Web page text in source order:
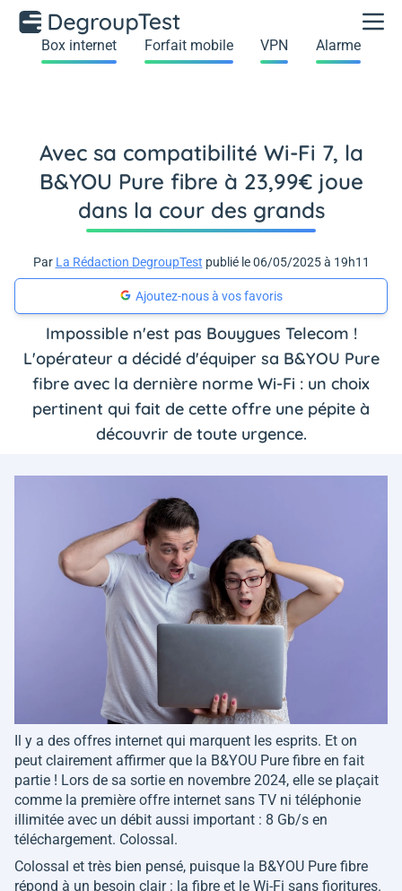
Box internet Forfait mobile VPN Alarme
Avec sa compatibilité Wi-Fi 7, la
B&YOU Pure fibre à 23,99€ joue
dans la cour des grands
Par La Rédaction DegroupTest publié le 06/05/2025 à 19h11
Ajoutez-nous à vos favoris
Impossible n'est pas Bouygues Telecom !
L'opérateur a décidé d'équiper sa B&YOU Pure
fibre avec la dernière norme Wi-Fi : un choix
pertinent qui fait de cette offre une pépite à
découvrir de toute urgence.
Il y a des offres internet qui marquent les esprits. Et on
peut clairement affirmer que la B&YOU Pure fibre en fait
partie ! Lors de sa sortie en novembre 2024, elle se plaçait
comme la première offre internet sans TV ni téléphonie
illimitée avec un débit aussi important : 8 Gb/s en
téléchargement. Colossal.
Colossal et très bien pensé, puisque la B&YOU Pure fibre
répond à un besoin clair : la fibre et le Wi-Fi sans fioritures.